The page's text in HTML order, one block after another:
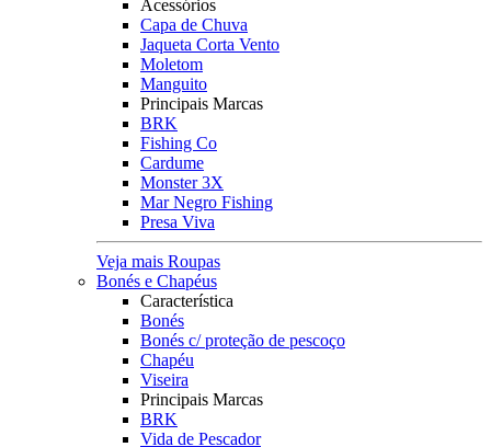
Acessórios
Capa de Chuva
Jaqueta Corta Vento
Moletom
Manguito
Principais Marcas
BRK
Fishing Co
Cardume
Monster 3X
Mar Negro Fishing
Presa Viva
Veja mais Roupas
Bonés e Chapéus
Característica
Bonés
Bonés c/ proteção de pescoço
Chapéu
Viseira
Principais Marcas
BRK
Vida de Pescador